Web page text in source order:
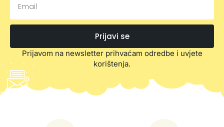
Prijavi se
Prijavom na newsletter prihvaćam odredbe i uvjete
korištenja.